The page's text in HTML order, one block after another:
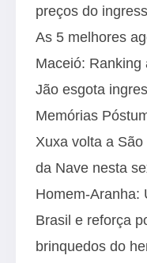
preços do
As 5 melhores
Maceió: Ranking
Jão esgota
Memórias
Xuxa volta a
da Nave nesta
Homem-Aranha:
Brasil e reforça
brinquedos do